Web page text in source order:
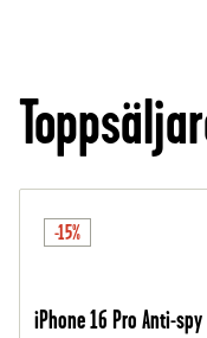
-15%
iPhone 16 Pro Anti-spy